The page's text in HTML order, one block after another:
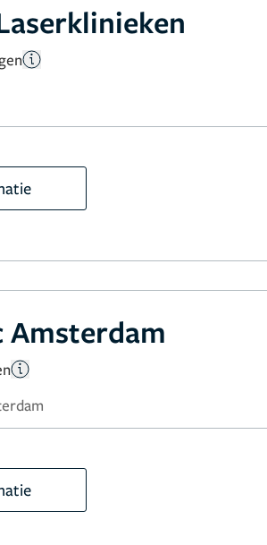
Amsterdam